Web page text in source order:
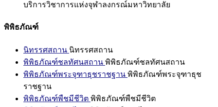
บริการวิชาการแห่งจุฬาลงกรณ์มหาวิทยาลัย
พิพิธภัณฑ์
นิทรรศสถาน นิทรรศสถาน
พิพิธภัณฑ์ชลทัศนสถาน พิพิธภัณฑ์ชลทัศนสถาน
พิพิธภัณฑ์พระจุฑาธุชราชฐาน พิพิธภัณฑ์พระจุฑาธุช
ราชฐาน
พิพิธภัณฑ์พืชมีชีวิต พิพิธภัณฑ์พืชมีชีวิต